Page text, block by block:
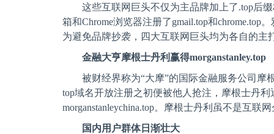
这些互联网巨头不仅为主品牌加上了.top后
箱和Chrome浏览器注册了gmail.top和chrome.top。
为避免品牌抄袭，四大互联网巨头均为各自的主
金融大亨摩根士丹利赢得morganstanley.top
被财经界称为“大摩”的国际金融服务公司摩
top域名开放注册之初便被他人抢注，摩根士丹
morganstanleychina.top。摩根士丹利虽不是互联
国内用户群体日渐壮大